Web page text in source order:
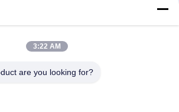
liscio, 30 pollici GAMT2976 si adatta a
Mower
per tosaerba, 26 pollici GAMT2969 Adatto
3:22 AM
are you looking for?